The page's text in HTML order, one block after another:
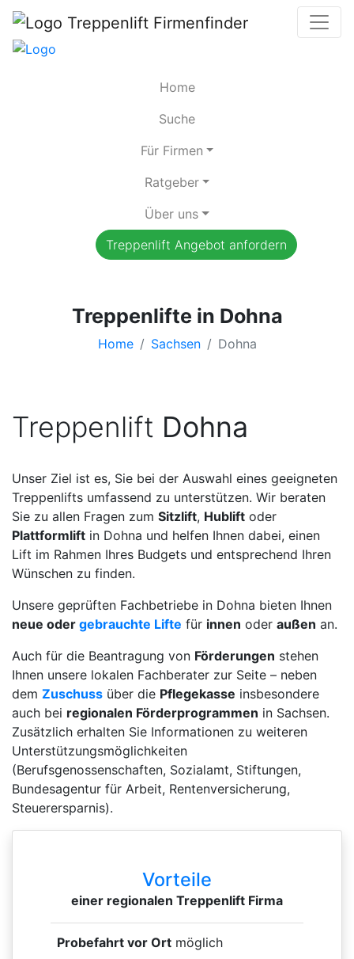
Home
Suche
Für Firmen
Ratgeber
Über uns
Treppenlift Angebot anfordern
Treppenlifte in Dohna
Home Sachsen Dohna
Treppenlift Dohna
Unser Ziel ist es, Sie bei der Auswahl eines geeigneten
Treppenlifts umfassend zu unterstützen. Wir beraten
Sie zu allen Fragen zum Sitzlift, Hublift oder
Plattformlift in Dohna und helfen Ihnen dabei, einen
Lift im Rahmen Ihres Budgets und entsprechend Ihren
Wünschen zu finden.
Unsere geprüften Fachbetriebe in Dohna bieten Ihnen
neue oder gebrauchte Lifte für innen oder außen an.
Auch für die Beantragung von Förderungen stehen
Ihnen unsere lokalen Fachberater zur Seite – neben
dem Zuschuss über die Pflegekasse insbesondere
auch bei regionalen Förderprogrammen in Sachsen.
Zusätzlich erhalten Sie Informationen zu weiteren
Unterstützungsmöglichkeiten
(Berufsgenossenschaften, Sozialamt, Stiftungen,
Bundesagentur für Arbeit, Rentenversicherung,
Steuerersparnis).
Vorteile
einer regionalen Treppenlift Firma
Probefahrt vor Ort möglich